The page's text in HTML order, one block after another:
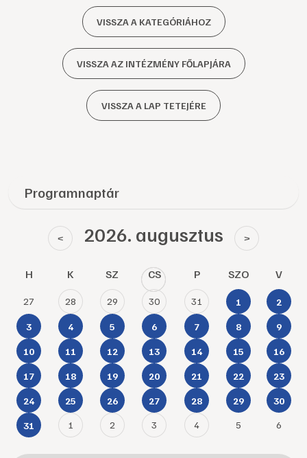
VISSZA A KATEGÓRIÁHOZ
VISSZA AZ INTÉZMÉNY FŐLAPJÁRA
VISSZA A LAP TETEJÉRE
Programnaptár
< 2026. augusztus >
H K SZ CS P SZO V
27 28 29 30 31 1 2
3 4 5 6 7 8 9
10 11 12 13 14 15 16
17 18 19 20 21 22 23
24 25 26 27 28 29 30
31 1 2 3 4 5 6